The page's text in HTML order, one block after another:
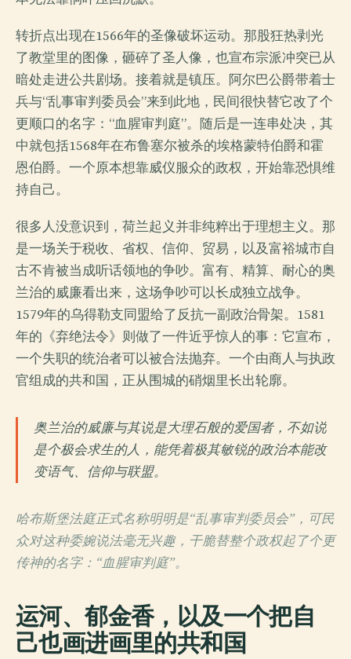
转折点出现在1566年的圣像破坏运动。那股狂热剥光
了教堂里的图像，砸碎了圣人像，也宣布宗派冲突已从
暗处走进公共剧场。接着就是镇压。阿尔巴公爵带着士
兵与“乱事审判委员会”来到此地，民间很快替它改了个
更顺口的名字：“血腥审判庭”。随后是一连串处决，其
中就包括1568年在布鲁塞尔被杀的埃格蒙特伯爵和霍
恩伯爵。一个原本想靠威仪服众的政权，开始靠恐惧维
持自己。
很多人没意识到，荷兰起义并非纯粹出于理想主义。那
是一场关于税收、省权、信仰、贸易，以及富裕城市自
古不肯被当成听话领地的争吵。富有、精算、耐心的奥
兰治的威廉看出来，这场争吵可以长成独立战争。
1579年的乌得勒支同盟给了反抗一副政治骨架。1581
年的《弃绝法令》则做了一件近乎惊人的事：它宣布，
一个失职的统治者可以被合法抛弃。一个由商人与执政
官组成的共和国，正从围城的硝烟里长出轮廓。
奥兰治的威廉与其说是大理石般的爱国者，不如说
是个极会求生的人，能凭着极其敏锐的政治本能改
变语气、信仰与联盟。
哈布斯堡法庭正式名称明明是“乱事审判委员会”，可民
众对这种委婉说法毫无兴趣，干脆替整个政权起了个更
传神的名字：“血腥审判庭”。
运河、郁金香，以及一个把自
己也画进画里的共和国